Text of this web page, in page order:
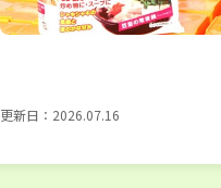
更新日：2026.07.16